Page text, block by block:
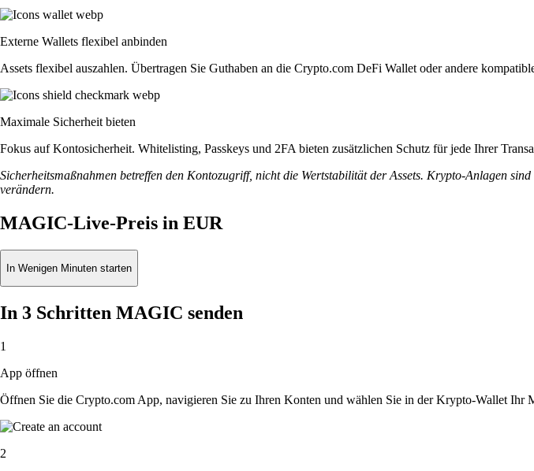
Externe Wallets flexibel anbinden
Assets flexibel auszahlen. Übertragen Sie Guthaben an die Crypto.com DeFi Wallet oder andere
Maximale Sicherheit bieten
Fokus auf Kontosicherheit. Whitelisting, Passkeys und 2FA bieten zusätzlichen Schutz für jede Ihrer
Sicherheitsmaßnahmen betreffen den Kontozugriff, nicht die Wertstabilität der Assets. Krypto-Anlagen
verändern.
MAGIC-Live-Preis in EUR
In Wenigen Minuten starten
In 3 Schritten MAGIC senden
1
App öffnen
Öffnen Sie die Crypto.com App, navigieren Sie zu Ihren Konten und wählen Sie in der Krypto-Wallet Ihr
2